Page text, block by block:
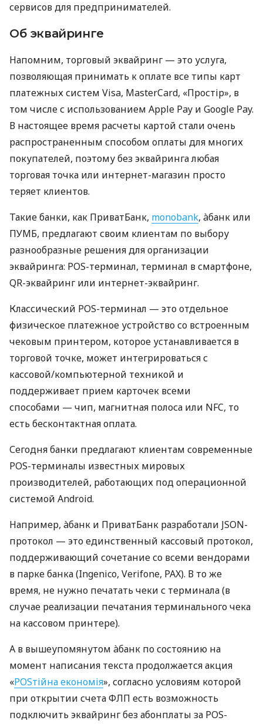
сервисов для предпринимателей.
Об эквайринге
Напомним, торговый эквайринг — это услуга,
позволяющая принимать к оплате все типы карт
платежных систем Visa, MasterCard, «Простір», в
том числе с использованием Apple Pay и Google Pay.
В настоящее время расчеты картой стали очень
распространенным способом оплаты для многих
покупателей, поэтому без эквайринга любая
торговая точка или интернет-магазин просто
теряет клиентов.
Такие банки, как ПриватБанк, monobank, àбанк или
ПУМБ, предлагают своим клиентам по выбору
разнообразные решения для организации
эквайринга: POS-терминал, терминал в смартфоне,
QR-эквайринг или интернет-эквайринг.
Классический POS-терминал — это отдельное
физическое платежное устройство со встроенным
чековым принтером, которое устанавливается в
торговой точке, может интегрироваться с
кассовой/компьютерной техникой и
поддерживает прием карточек всеми
способами — чип, магнитная полоса или NFC, то
есть бесконтактная оплата.
Сегодня банки предлагают клиентам современные
POS-терминалы известных мировых
производителей, работающих под операционной
системой Android.
Например, àбанк и ПриватБанк разработали JSON-
протокол — это единственный кассовый протокол,
поддерживающий сочетание со всеми вендорами
в парке банка (Ingenico, Verifone, PAX). В то же
время, не нужно печатать чеки с терминала (в
случае реализации печатания терминального чека
на кассовом принтере).
А в вышеупомянутом àбанк по состоянию на
момент написания текста продолжается акция
«POSтійна економія», согласно условиям которой
при открытии счета ФЛП есть возможность
подключить эквайринг без абонплаты за POS-